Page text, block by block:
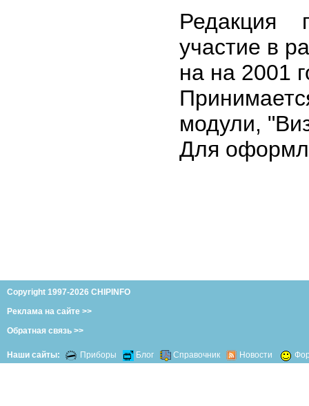
Редакция
участие в
на на 2001
модули,
Для
Copyright 1997-2026 CHIPINFO
Реклама на сайте >>
Обратная связь >>
Наши сайты: Приборы Блог Справочник Новости